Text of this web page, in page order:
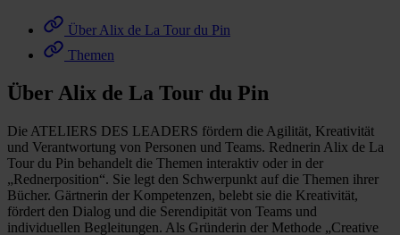
Über Alix de La Tour du Pin
Themen
Über Alix de La Tour du Pin
Die ATELIERS DES LEADERS fördern die Agilität, Kreativität
und Verantwortung von Personen und Teams. Rednerin Alix de La
Tour du Pin behandelt die Themen interaktiv oder in der
„Rednerposition“. Sie legt den Schwerpunkt auf die Themen ihrer
Bücher. Gärtnerin der Kompetenzen, belebt sie die Kreativität,
fördert den Dialog und die Serendipität von Teams und
individuellen Begleitungen. Als Gründerin der Methode „Creative